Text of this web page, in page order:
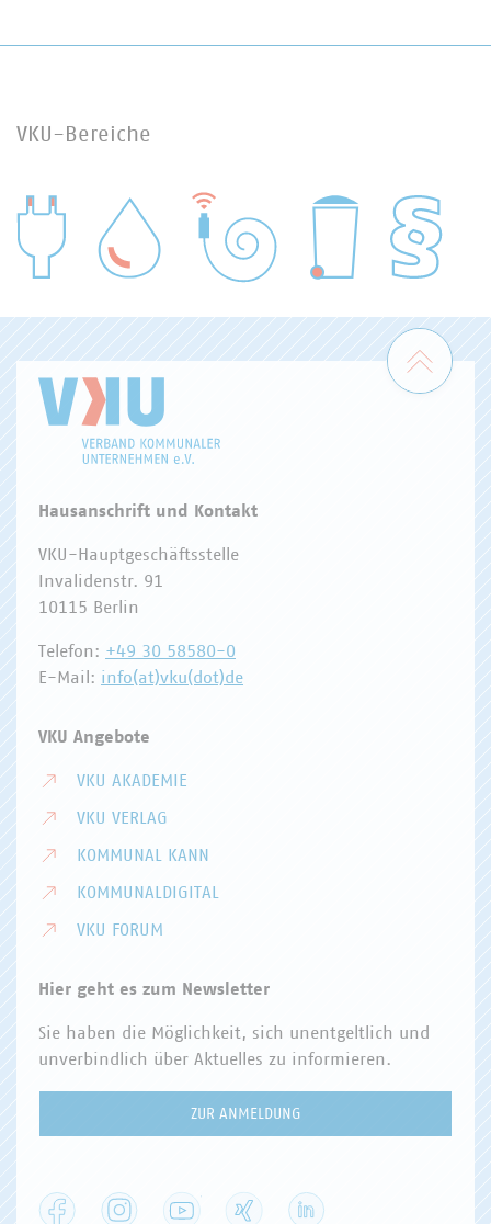
VKU-Bereiche
WASSER/ABWASSER
Zum
Hausanschrift und Kontakt
VKU-Hauptgeschäftsstelle
Invalidenstr. 91
10115 Berlin
Telefon: +49 30 58580-0
E-Mail: info(at)vku(dot)de
VKU Angebote
VKU AKADEMIE
VKU VERLAG
KOMMUNAL KANN
KOMMUNALDIGITAL
VKU FORUM
Hier geht es zum Newsletter
Sie haben die Möglichkeit, sich unentgeltlich und
unverbindlich über Aktuelles zu informieren.
ZUR ANMELDUNG
Facebook Instagram YouTube